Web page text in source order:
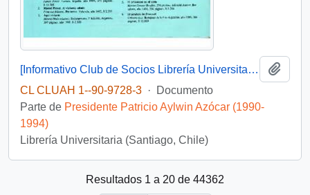
[Informativo Club de Socios Librería Universitaria]
CL CLUAH 1--90-9728-3 ·
Documento
Parte de Presidente Patricio Aylwin Azócar (1990-
1994)
Librería Universitaria (Santiago, Chile)
Resultados 1 a 20 de 44362